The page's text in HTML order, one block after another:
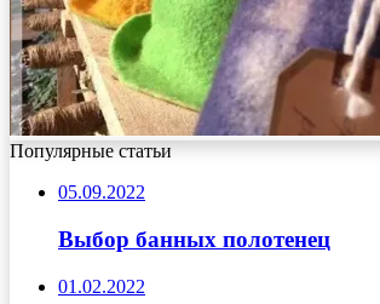
Популярные статьи
05.09.2022
Выбор банных полотенец
01.02.2022